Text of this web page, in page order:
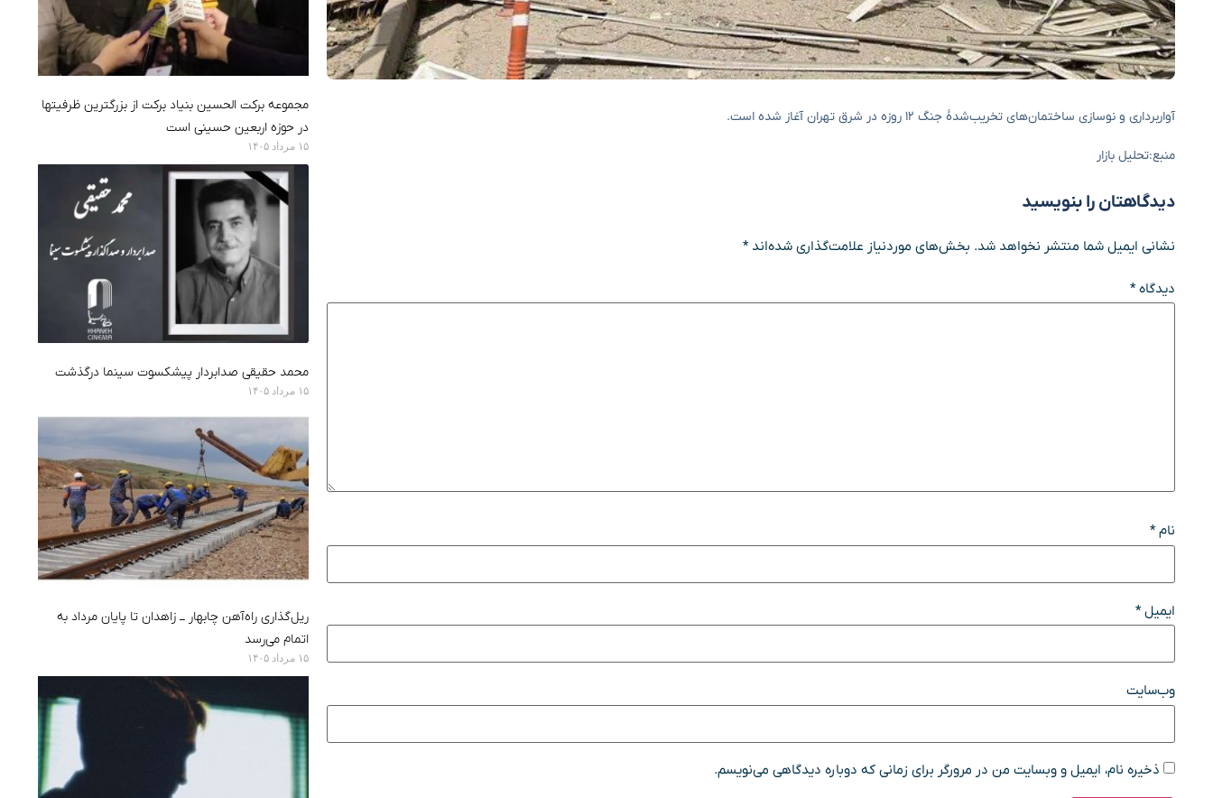
آواربرداری و نوسازی ساختمان‌های تخریب‌شدۀ جنگ ۱۲ روزه در شرق تهران آغاز شده است.
منبع:تحلیل بازار
دیدگاهتان را بنویسید
نشانی ایمیل شما منتشر نخواهد شد. بخش‌های موردنیاز علامت‌گذاری شده‌اند*
دیدگاه*
نام*
ایمیل*
وب‌سایت
ذخیره نام، ایمیل و وبسایت من در مرورگر برای زمانی که دوباره دیدگاهی می‌نویسم.
مجموعه برکت الحسین بنیاد برکت از بزرگترین ظرفیتها
در حوزه اربعین حسینی است
۱۵ مرداد ۱۴۰۵
محمد حقیقی صدابردار پیشکسوت سینما درگذشت
۱۵ مرداد ۱۴۰۵
ریل‌گذاری راه‌آهن چابهار ــ زاهدان تا پایان مرداد به
اتمام می‌رسد
۱۵ مرداد ۱۴۰۵